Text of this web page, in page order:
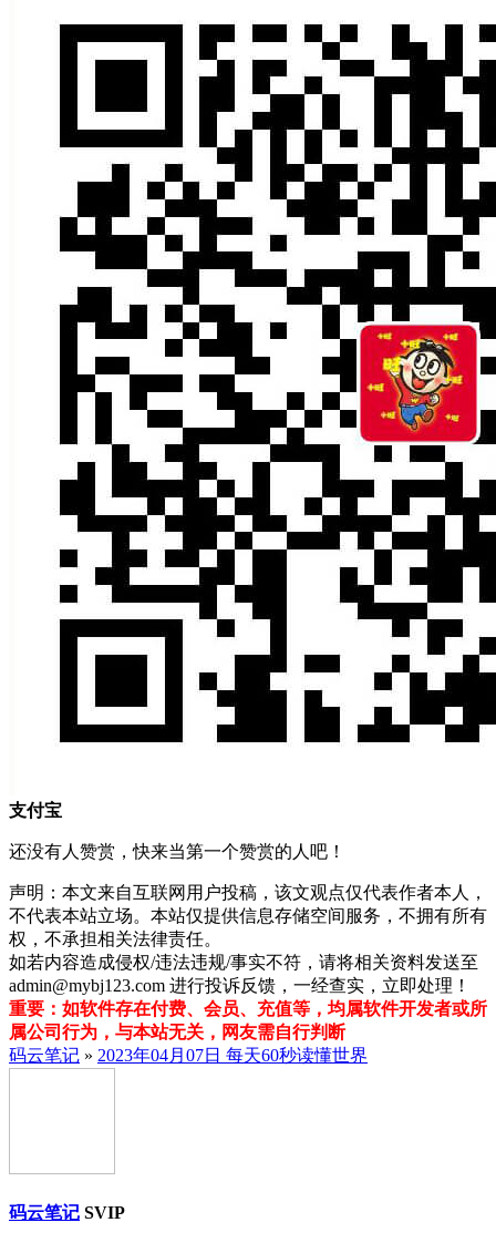
支付宝
还没有人赞赏，快来当第一个赞赏的人吧！
声明：本文来自互联网用户投稿，该文观点仅代表作者本人，
不代表本站立场。本站仅提供信息存储空间服务，不拥有所有
权，不承担相关法律责任。
如若内容造成侵权/违法违规/事实不符，请将相关资料发送至
admin@mybj123.com 进行投诉反馈，一经查实，立即处理！
重要：如软件存在付费、会员、充值等，均属软件开发者或所
属公司行为，与本站无关，网友需自行判断
码云笔记 » 2023年04月07日 每天60秒读懂世界
码云笔记 SVIP